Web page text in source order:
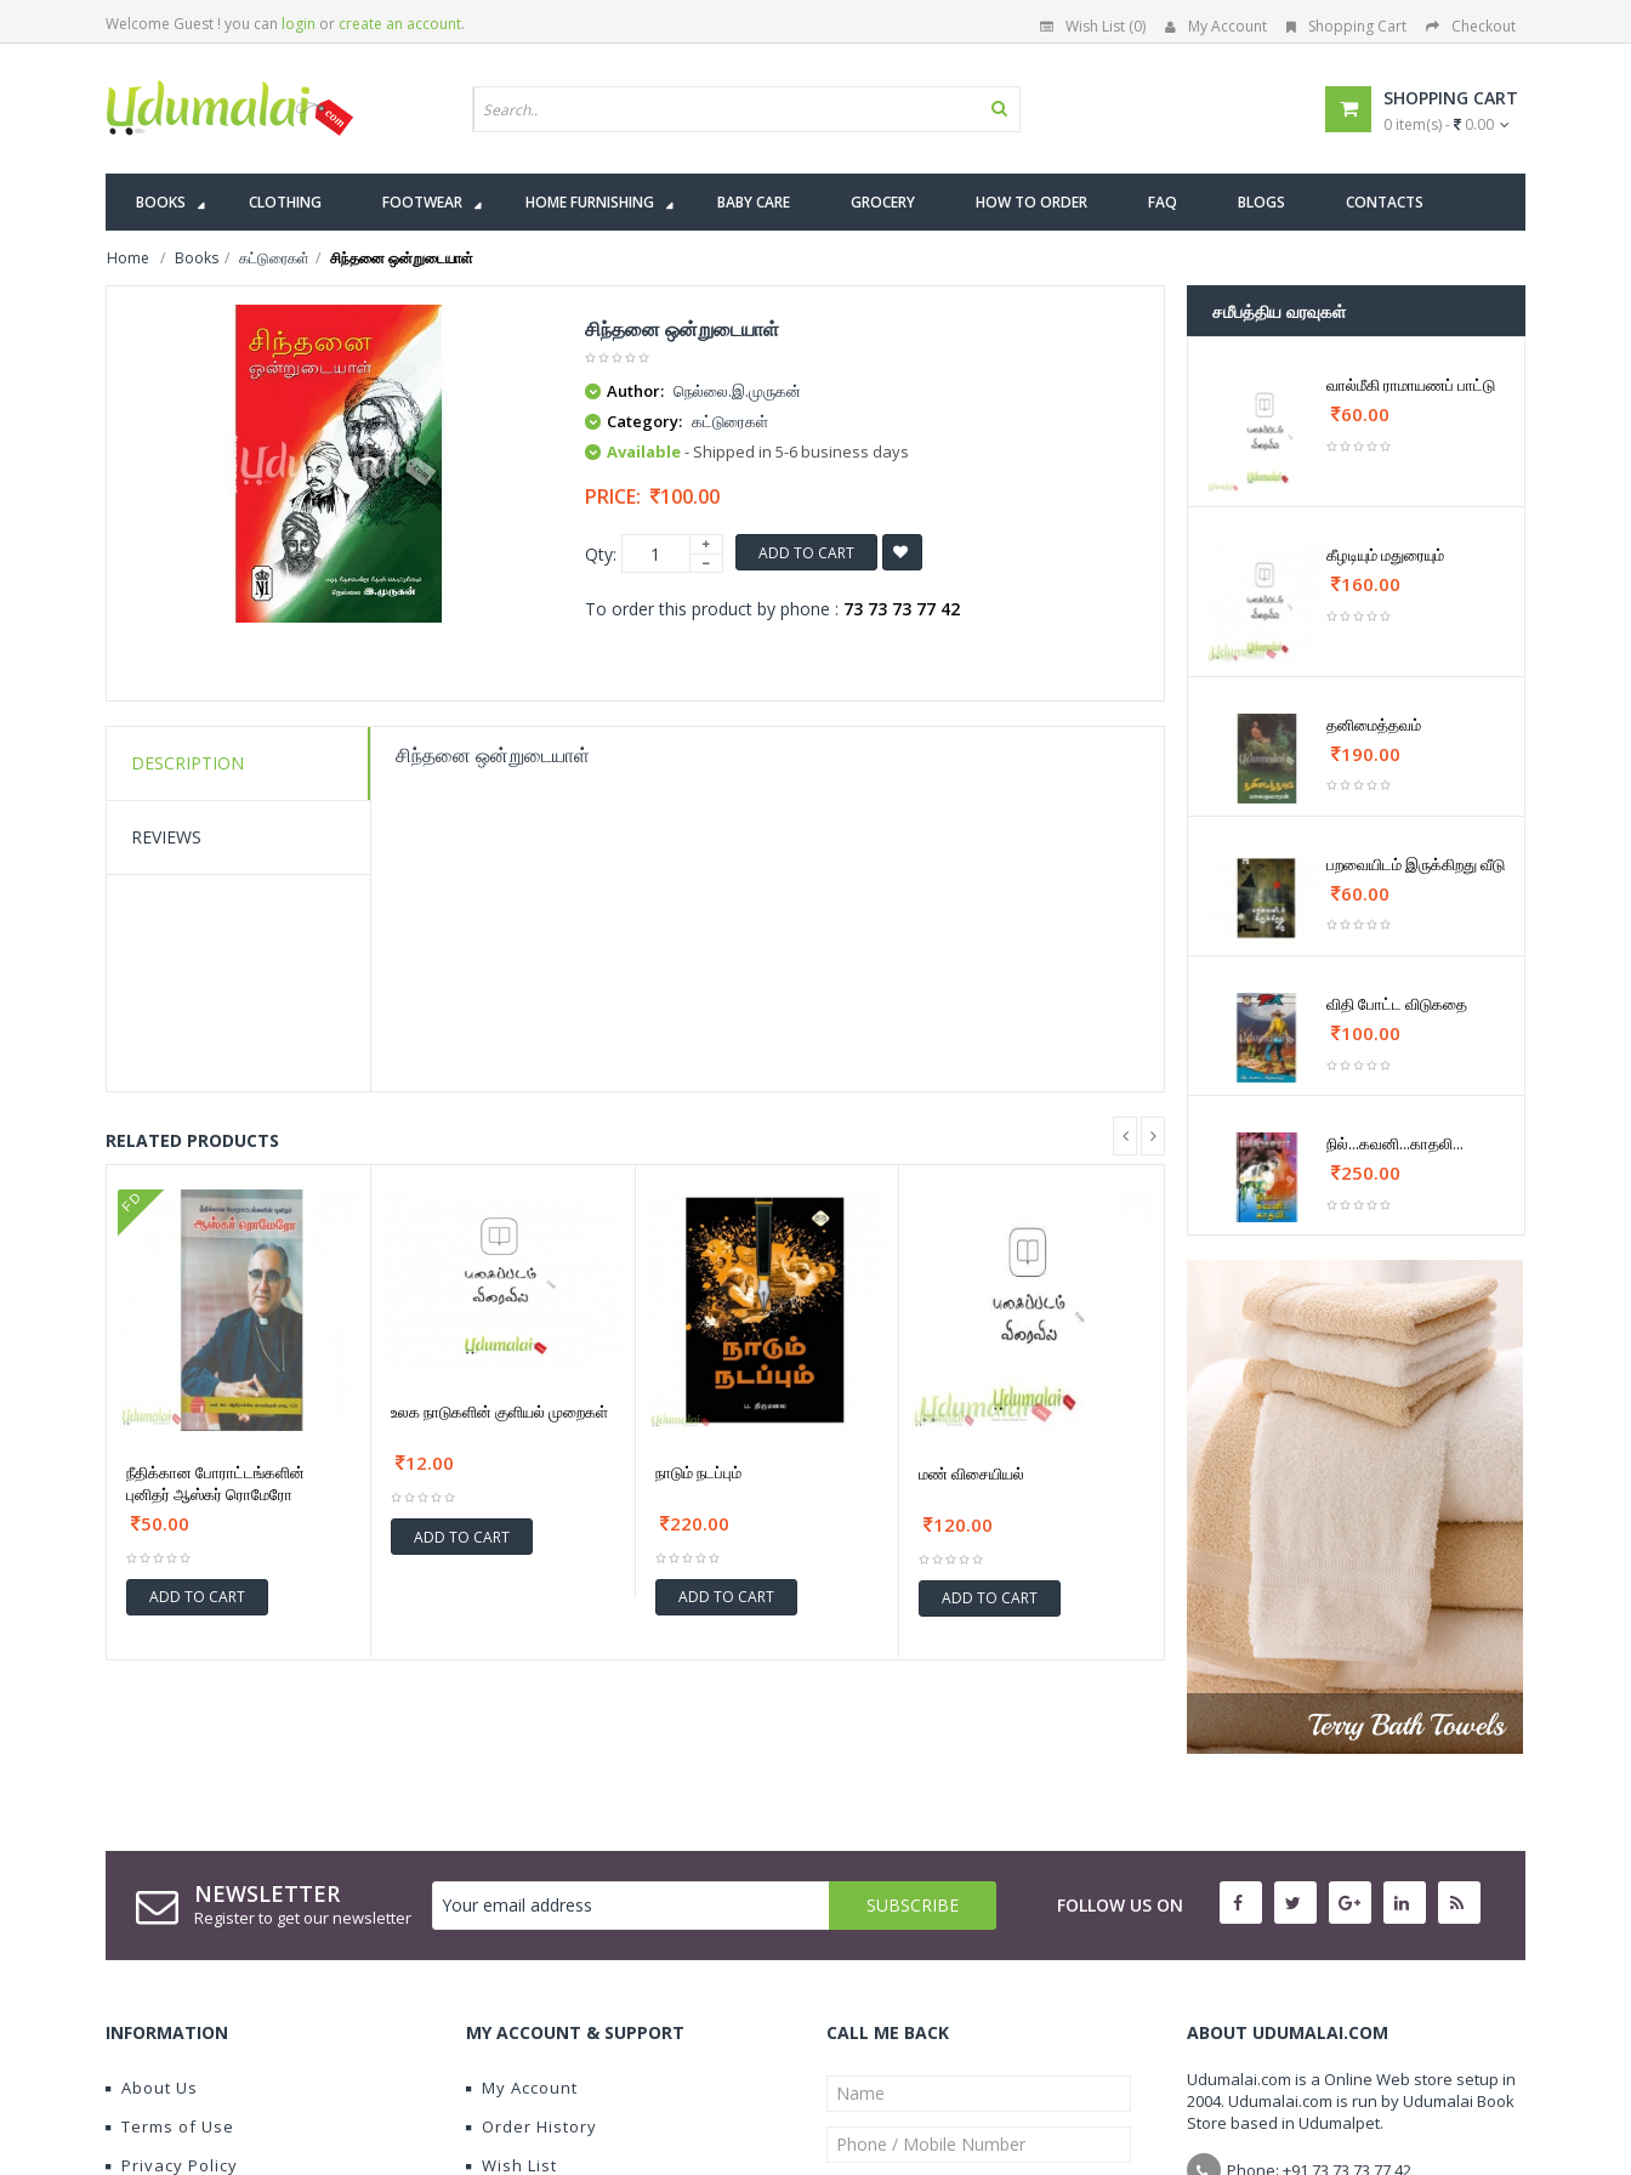
Welcome Guest ! you can login or create an account. Wish List (0) My Account Shopping Cart Checkout
SHOPPING CART
0 item(s) - 0.00
BOOKS CLOTHING FOOTWEAR HOME FURNISHING BABY CARE GROCERY HOW TO ORDER FAQ BLOGS CONTACTS
Home Books கட்டுரைகள் சிந்தனை ஒன்றுடையாள்
சிந்தனை ஒன்றுடையாள்
Author: நெல்லை.இ.முருகன்
Category: கட்டுரைகள்
Available- Shipped in 5-6 business days
PRICE: 100.00
Qty: ADD TO CART
To order this product by phone : 73 73 73 77 42
DESCRIPTION
REVIEWS
சிந்தனை ஒன்றுடையாள்
RELATED PRODUCTS
FD
நீதிக்கான போராட்டங்களின்
புனிதர் ஆஸ்கர் ரொமேரோ
50.00
ADD TO CART
உலக நாடுகளின் குளியல் முறைகள்
12.00
ADD TO CART
நாடும் நடப்பும்
220.00
ADD TO CART
மண் விசையியல்
120.00
ADD TO CART
சமீபத்திய வரவுகள்
வால்மீகி ராமாயணப் பாட்டு
60.00
கீழடியும் மதுரையும்
160.00
தனிமைத்தவம்
190.00
பறவையிடம் இருக்கிறது வீடு
60.00
விதி போட்ட விடுகதை
100.00
நில்...கவனி...காதலி...
250.00
NEWSLETTER
Register to get our newsletter
FOLLOW US ON
INFORMATION
About Us
Terms of Use
Privacy Policy
MY ACCOUNT & SUPPORT
My Account
Order History
Wish List
CALL ME BACK ABOUT UDUMALAI.COM
Udumalai.com is a Online Web store setup in
2004. Udumalai.com is run by Udumalai Book
Store based in Udumalpet.
Phone: +91 73 73 73 77 42